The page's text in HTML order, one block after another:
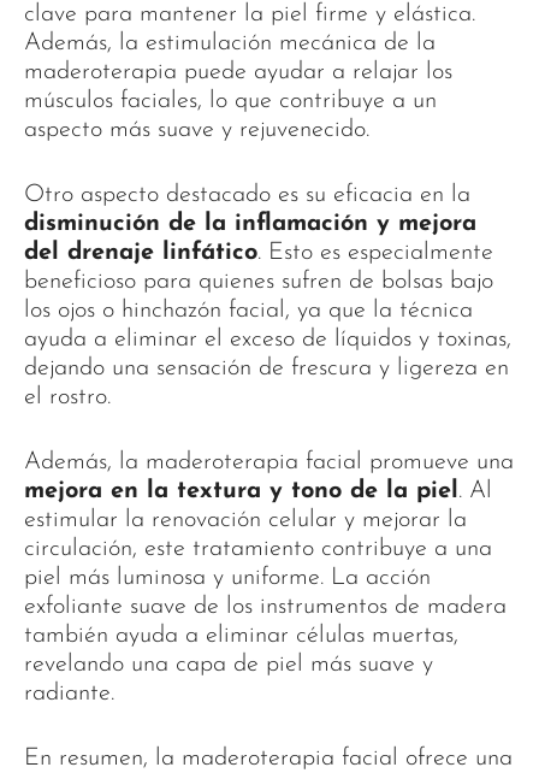
clave para mantener la piel firme y elástica.
Además, la estimulación mecánica de la
maderoterapia puede ayudar a relajar los
músculos faciales, lo que contribuye a un
aspecto más suave y rejuvenecido.
Otro aspecto destacado es su eficacia en la
disminución de la inflamación y mejora
del drenaje linfático. Esto es especialmente
beneficioso para quienes sufren de bolsas bajo
los ojos o hinchazón facial, ya que la técnica
ayuda a eliminar el exceso de líquidos y toxinas,
dejando una sensación de frescura y ligereza en
el rostro.
Además, la maderoterapia facial promueve una
mejora en la textura y tono de la piel . Al
estimular la renovación celular y mejorar la
circulación, este tratamiento contribuye a una
piel más luminosa y uniforme. La acción
exfoliante suave de los instrumentos de madera
también ayuda a eliminar células muertas,
revelando una capa de piel más suave y
radiante.
En resumen, la maderoterapia facial ofrece una